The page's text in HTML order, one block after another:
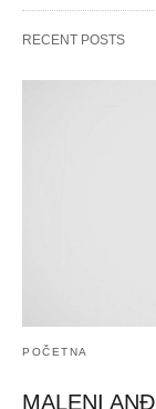
RECENT POSTS
POČETNA
MALENI